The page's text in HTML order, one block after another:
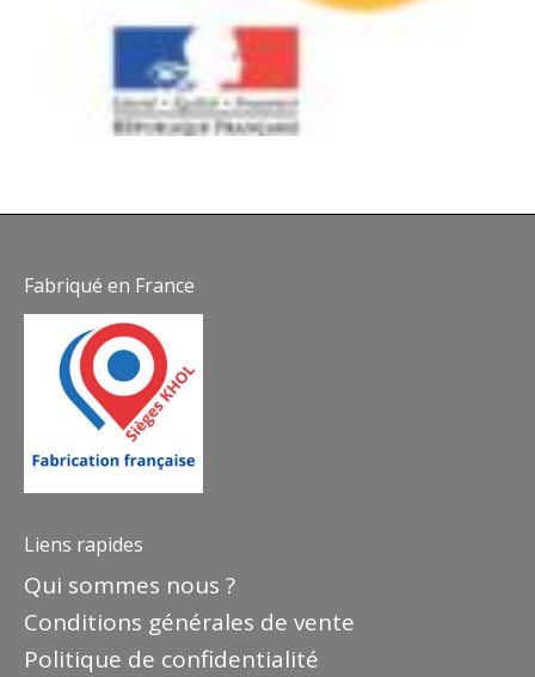
Fabriqué en France
Liens rapides
Qui sommes nous ?
Conditions générales de vente
Politique de confidentialité